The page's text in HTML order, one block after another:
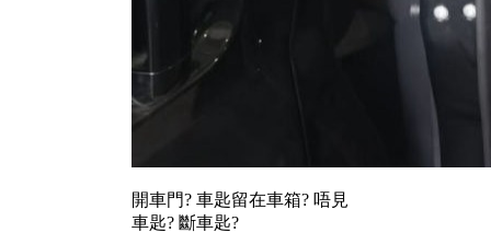
開車門? 車匙留在車箱? 唔見
車匙? 斷車匙?